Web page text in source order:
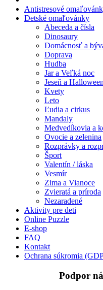
Jeseň a Halloween
Kvety
Ľudia a cirkus
Medvedíkovia a koníky
Ovocie a zelenina
Rozprávky a rozprávkové postavy
Valentín / láska
Zima a Vianoce
Zvieratá a príroda
Nezaradené
Antistresové
Detské omaľovánky
Abeceda a čísla
Dinosaury
Domácnosť a
Doprava
Hudba
Jar a Veľká noc
Jeseň a Halloween
Kvety
Leto
Ľudia a cirkus
Mandaly
Medvedíkovia a
Ovocie a zelenina
Rozprávky a
Šport
Valentín / láska
Vesmír
Zima a Vianoce
Zvieratá a príroda
Nezaradené
Aktivity pre deti
Online Puzzle
E-shop
FAQ
Kontakt
Ochrana súkromia
Podpor